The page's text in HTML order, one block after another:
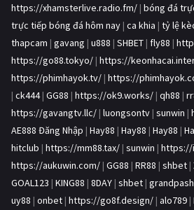
https://xhamsterlive.radio.fm/ | bóng đá
trực tiếp bóng đá hôm nay | ca khia | tỷ lệ
thapcam | gavang | u888 | SHBET | fly88 |
https://go88.tokyo/ | https://
https://phimhayok.tv/ | https://
| ck444| GG88 | https://ok9.works/ | qh88 |
https://gavangtv.llc/ | luongsontv | sunwin |
AE888 Đăng Nhập | Hay88 | Hay88 | Hay88 |
hitclub | https://mm88.tax/ | sunwin | https://
https://aukuwin.com/ | GG88 | RR88 | shbet |
GOAL123 | KING88 | 8DAY | shbet |
uy88 | onbet | https://go8f.design/ | alo789 |